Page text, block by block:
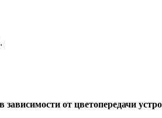
от цветопередачи